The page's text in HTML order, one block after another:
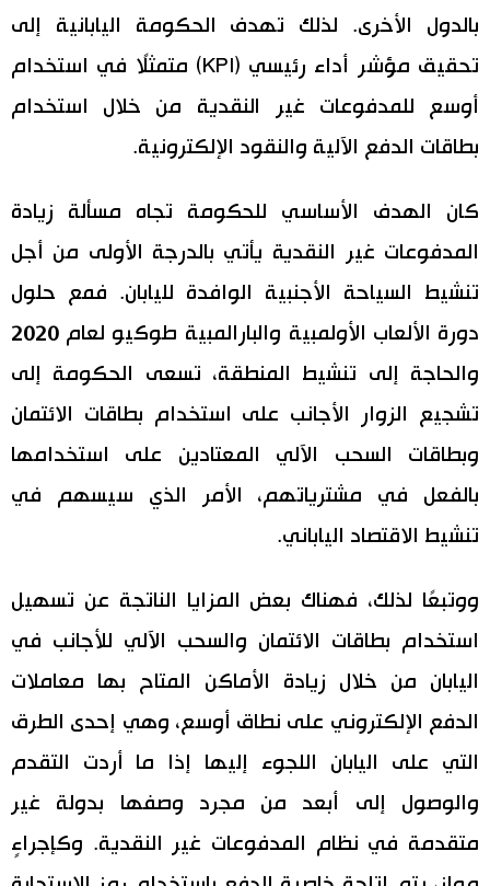
بالدول الأخرى. لذلك تهدف الحكومة اليابانية إلى
تحقيق مؤشر أداء رئيسي (KPI) متمثلًا في استخدام
أوسع للمدفوعات غير النقدية من خلال استخدام
بطاقات الدفع الآلية والنقود الإلكترونية.
كان الهدف الأساسي للحكومة تجاه مسألة زيادة
المدفوعات غير النقدية يأتي بالدرجة الأولى من أجل
تنشيط السياحة الأجنبية الوافدة لليابان. فمع حلول
دورة الألعاب الأولمبية والبارالمبية طوكيو لعام 2020
والحاجة إلى تنشيط المنطقة، تسعى الحكومة إلى
تشجيع الزوار الأجانب على استخدام بطاقات الائتمان
وبطاقات السحب الآلي المعتادين على استخدامها
بالفعل في مشترياتهم، الأمر الذي سيسهم في
تنشيط الاقتصاد الياباني.
ووتبعًا لذلك، فهناك بعض المزايا الناتجة عن تسهيل
استخدام بطاقات الائتمان والسحب الآلي للأجانب في
اليابان من خلال زيادة الأماكن المتاح بها معاملات
الدفع الإلكتروني على نطاق أوسع، وهي إحدى الطرق
التي على اليابان اللجوء إليها إذا ما أردت التقدم
والوصول إلى أبعد من مجرد وصفها بدولة غير
متقدمة في نظام المدفوعات غير النقدية. وكإجراءٍ